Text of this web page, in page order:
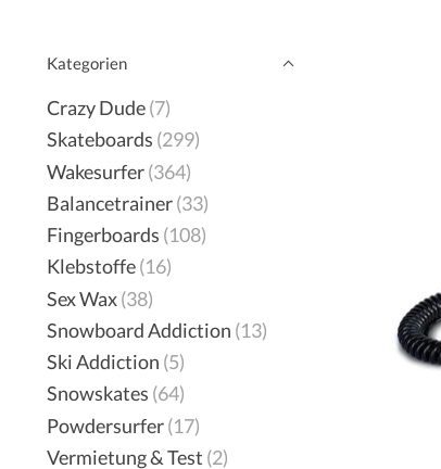
Kategorien
Crazy Dude(7)
Skateboards (299)
Wakesurfer(364)
Balancetrainer(33)
Fingerboards (108)
Klebstoffe(16)
Sex Wax(38)
Snowboard Addiction (13)
Ski Addiction (5)
Snowskates (64)
Powdersurfer(17)
Vermietung & Test (2)